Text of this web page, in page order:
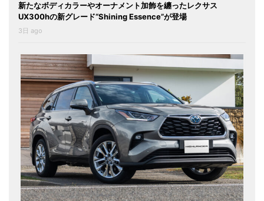
新たなボディカラーやオーナメント加飾を纏ったレクサス
UX300hの新グレード“Shining Essence”が登場
3日 ago